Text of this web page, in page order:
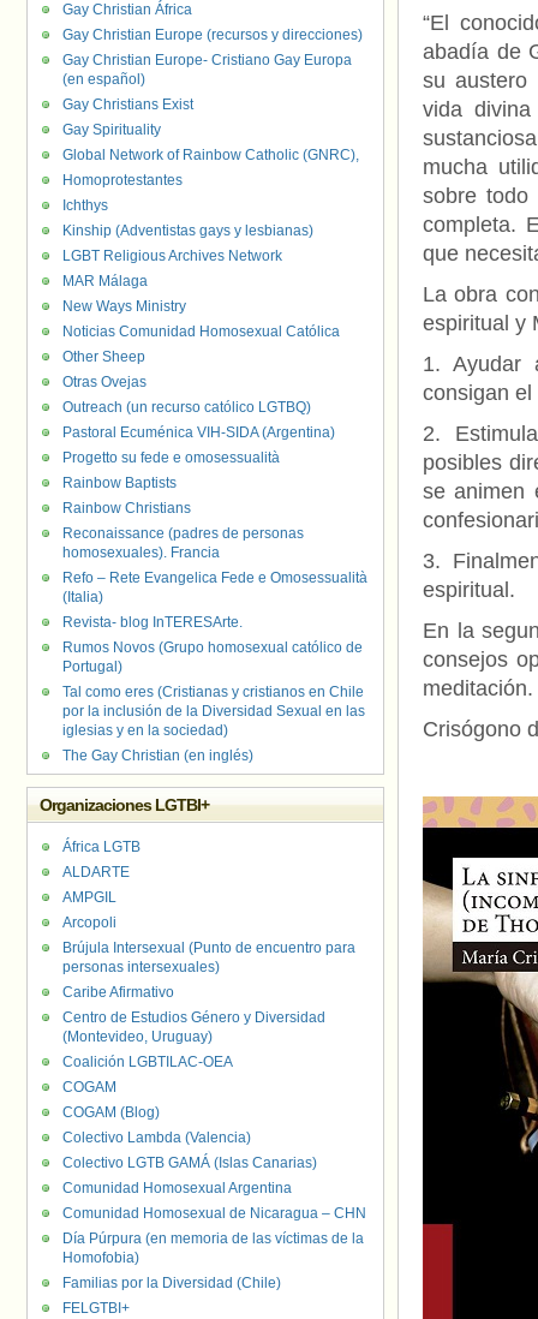
“El
abadía de
su austero
vida
mucha
sobre todo
completa.
que
La obra
espiritual y
1. Ayudar
consigan
2.
posibles
se animen
3.
espiritual.
En la
consejos
meditación.
Crisógono
Gay Christian África
Gay Christian Europe (recursos y direcciones)
Gay Christian Europe- Cristiano Gay Europa
(en español)
Gay Christians Exist
Gay Spirituality
Global Network of Rainbow Catholic (GNRC),
Homoprotestantes
Ichthys
Kinship (Adventistas gays y lesbianas)
LGBT Religious Archives Network
MAR Málaga
New Ways Ministry
Noticias Comunidad Homosexual Católica
Other Sheep
Otras Ovejas
Outreach (un recurso católico LGTBQ)
Pastoral Ecuménica VIH-SIDA (Argentina)
Progetto su fede e omosessualità
Rainbow Baptists
Rainbow Christians
Reconaissance (padres de personas
homosexuales). Francia
Refo – Rete Evangelica Fede e Omosessualità
(Italia)
Revista- blog InTERESArte.
Rumos Novos (Grupo homosexual católico de
Portugal)
Tal como eres (Cristianas y cristianos en Chile
por la inclusión de la Diversidad Sexual en las
iglesias y en la sociedad)
The Gay Christian (en inglés)
Organizaciones LGTBI+
África LGTB
ALDARTE
AMPGIL
Arcopoli
Brújula Intersexual (Punto de encuentro para
personas intersexuales)
Caribe Afirmativo
Centro de Estudios Género y Diversidad
(Montevideo, Uruguay)
Coalición LGBTILAC-OEA
COGAM
COGAM (Blog)
Colectivo Lambda (Valencia)
Colectivo LGTB GAMÁ (Islas Canarias)
Comunidad Homosexual Argentina
Comunidad Homosexual de Nicaragua – CHN
Día Púrpura (en memoria de las víctimas de la
Homofobia)
Familias por la Diversidad (Chile)
FELGTBI+